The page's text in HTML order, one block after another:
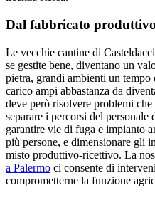
Dal fabbricato
Le vecchie cantine di
se gestite bene, diventano un
pietra, grandi ambienti un
carico ampi abbastanza da
deve però risolvere problemi
separare i percorsi del
garantire vie di fuga e impianto
più persone, e dimensionare gli
misto produttivo-ricettivo. La
a Palermo ci consente di
comprometterne la funzione